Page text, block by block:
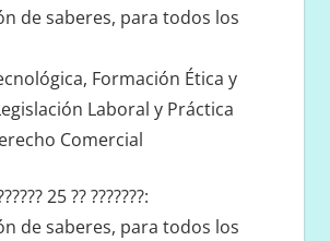
de saberes, para todos los
Formación Ética y
Laboral y Práctica
Comercial
25 ?? ???????:
de saberes, para todos los